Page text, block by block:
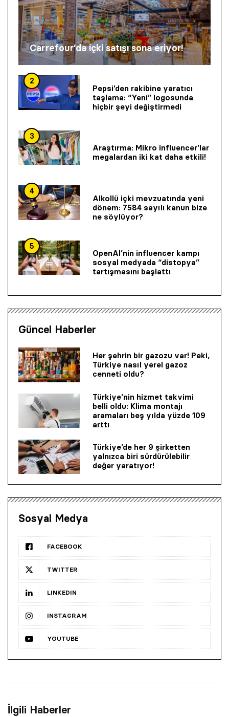
Carrefour’da içki satışı sona eriyor!
2
Pepsi’den rakibine yaratıcı
taşlama: “Yeni” logosunda
hiçbir şeyi değiştirmedi
3
Araştırma: Mikro influencer’lar
megalardan iki kat daha etkili!
4
Alkollü içki mevzuatında yeni
dönem: 7584 sayılı kanun bize
ne söylüyor?
5
OpenAI’nin influencer kampı
sosyal medyada “distopya”
tartışmasını başlattı
Güncel Haberler
Her şehrin bir gazozu var! Peki,
Türkiye nasıl yerel gazoz
cenneti oldu?
Türkiye’nin hizmet takvimi
belli oldu: Klima montajı
aramaları beş yılda yüzde 109
arttı
Türkiye’de her 9 şirketten
yalnızca biri sürdürülebilir
değer yaratıyor!
Sosyal Medya
FACEBOOK
TWITTER
LINKEDIN
INSTAGRAM
YOUTUBE
İlgili Haberler